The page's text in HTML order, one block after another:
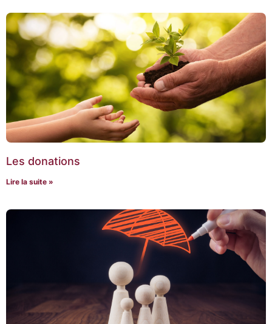
Les donations
Lire la suite »